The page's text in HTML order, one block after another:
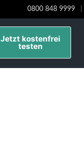
0800 848 9999
Jetzt kostenfrei
testen